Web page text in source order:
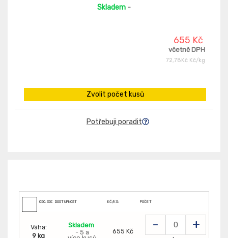
Skladem -
655 Kč
včetně DPH
72,78Kč Kč/kg
Zvolit počet kusů
Potřebuji poradit
050.30059DOSTUPNOST KČ/KS: POČET
Váha:
9 kg
Skladem
- 5 a
655 Kč - +